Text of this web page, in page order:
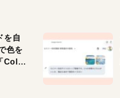
を自
色を
Color